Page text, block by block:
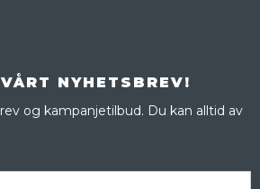
NYHETSBREV!
og kampanjetilbud. Du kan alltid av